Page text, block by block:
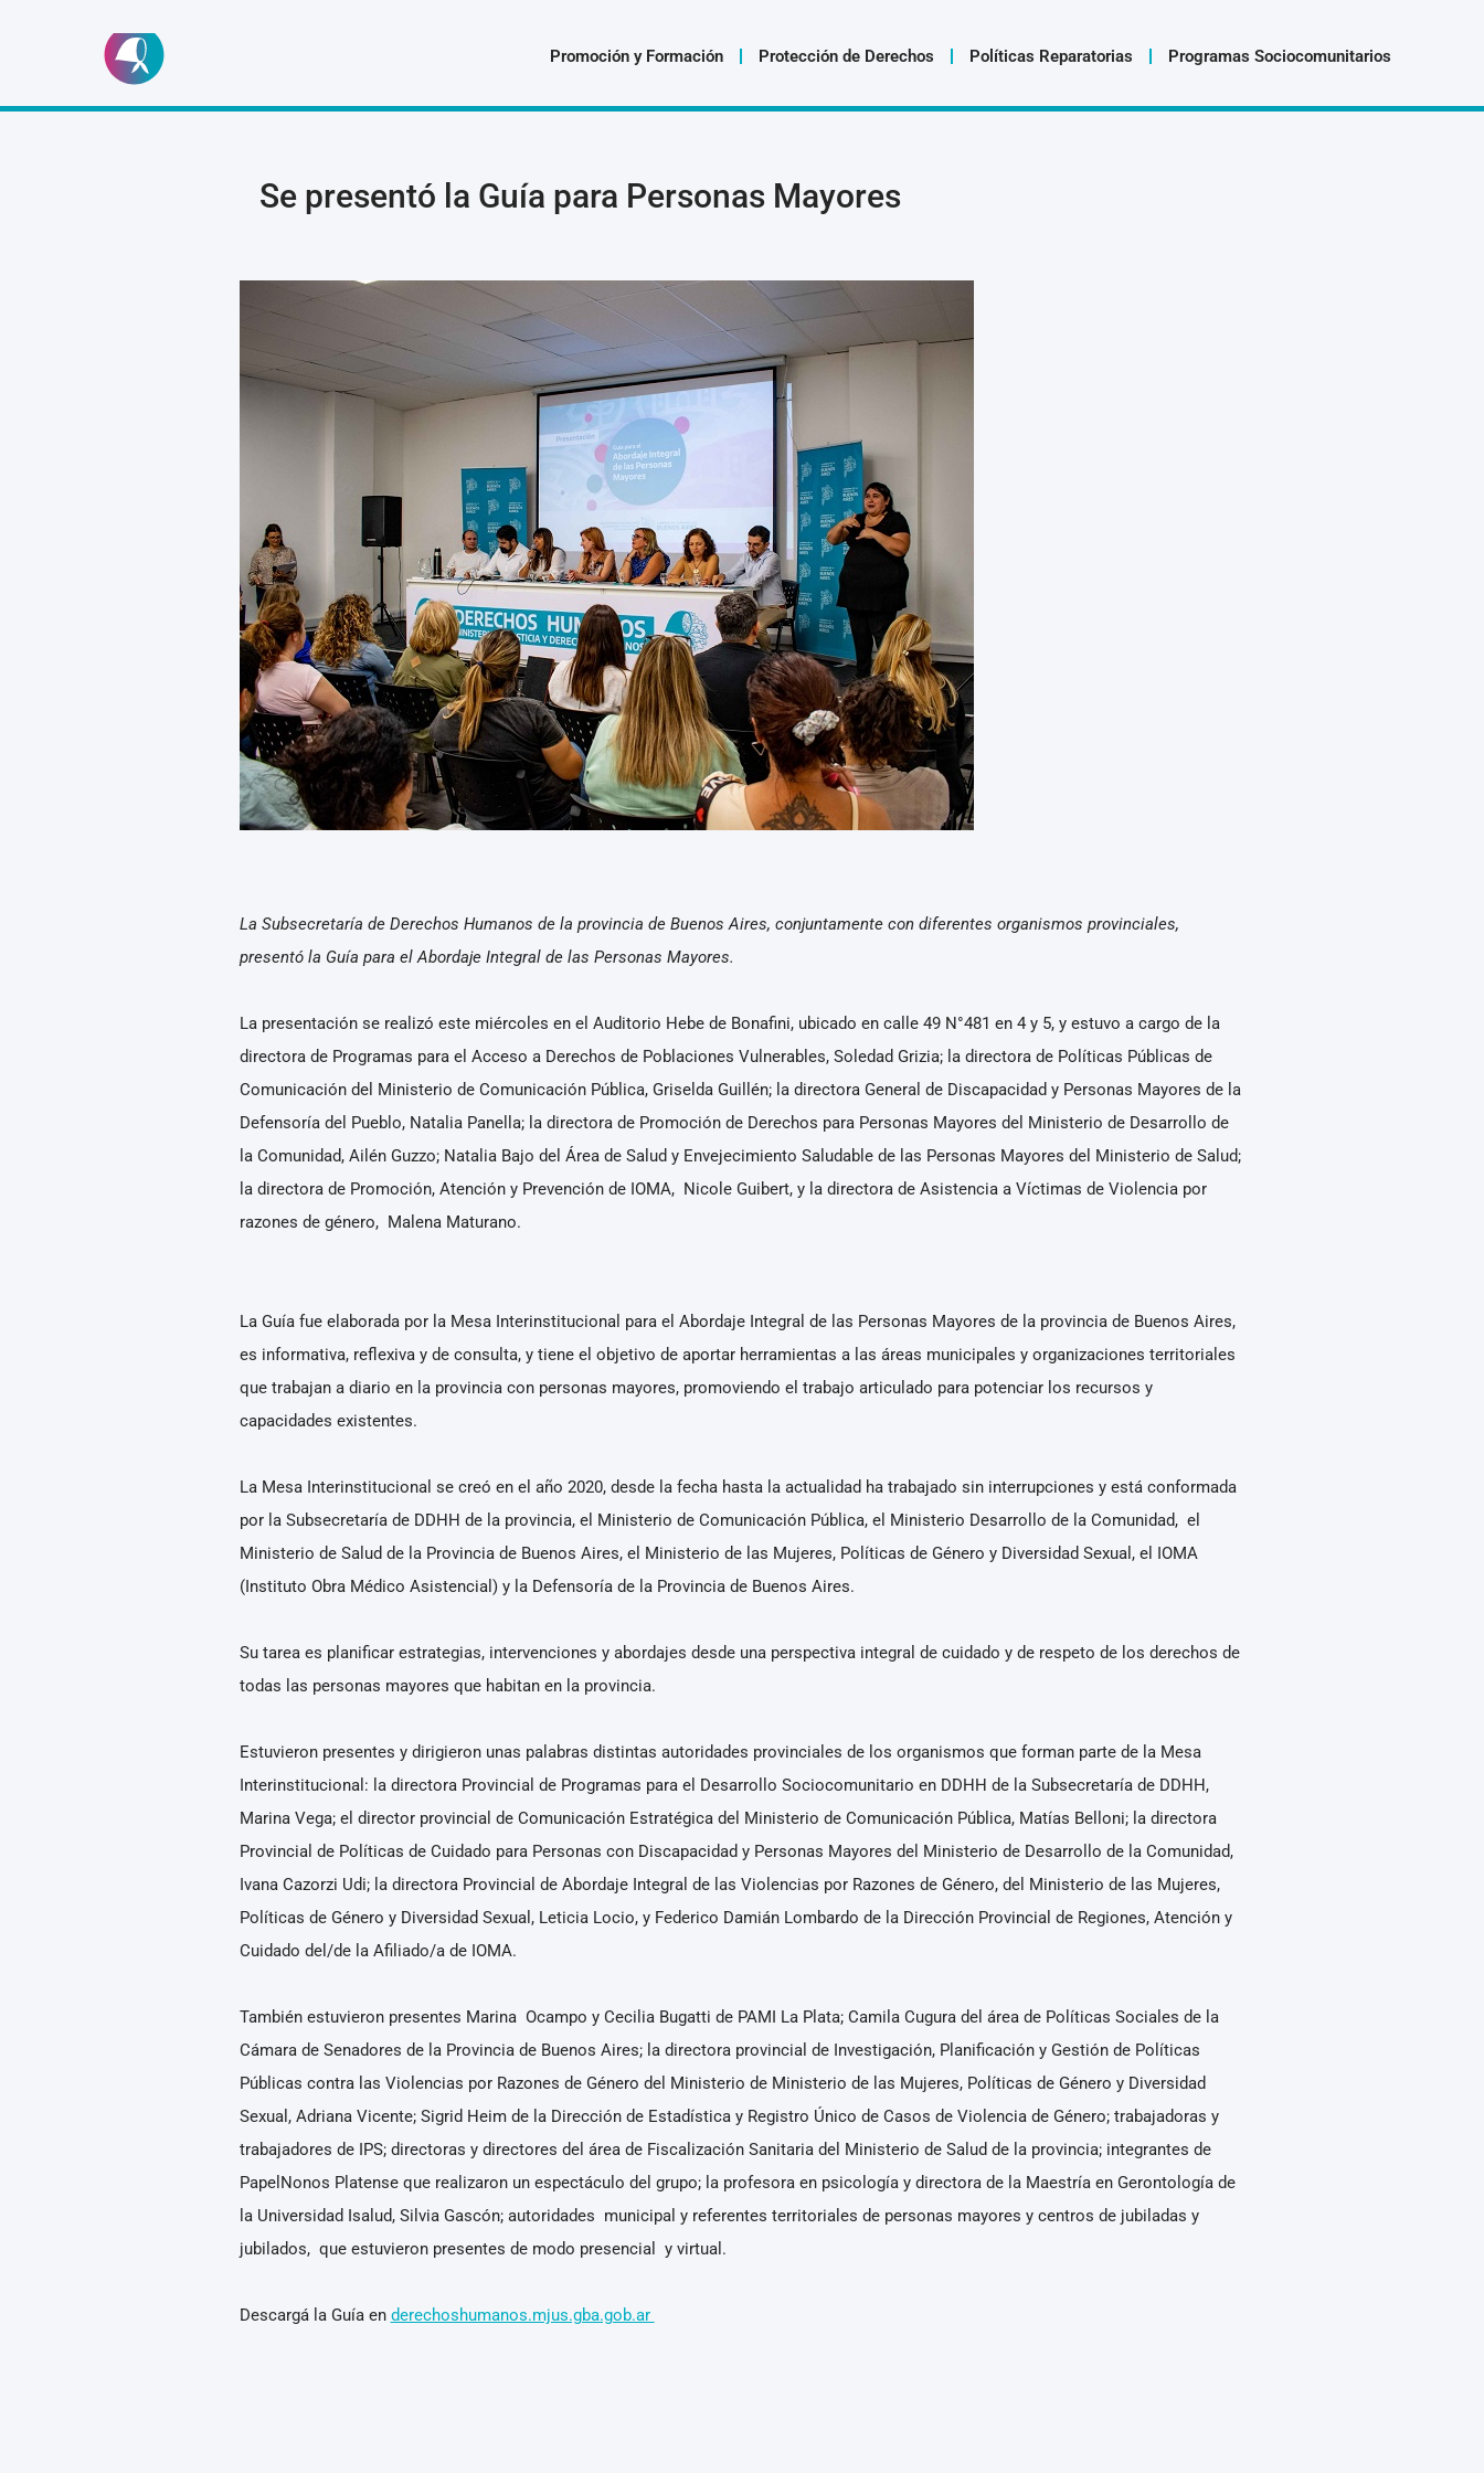
Promoción y Formación Protección de Derechos Políticas Reparatorias Programas Sociocomunitarios
Se presentó la Guía para Personas Mayores
La Subsecretaría de Derechos Humanos de la provincia de Buenos Aires, conjuntamente con diferentes organismos provinciales,
presentó la Guía para el Abordaje Integral de las Personas Mayores.
La presentación se realizó este miércoles en el Auditorio Hebe de Bonafini, ubicado en calle 49 N°481 en 4 y 5, y estuvo a cargo de la
directora de Programas para el Acceso a Derechos de Poblaciones Vulnerables, Soledad Grizia; la directora de Políticas Públicas de
Comunicación del Ministerio de Comunicación Pública, Griselda Guillén; la directora General de Discapacidad y Personas Mayores de la
Defensoría del Pueblo, Natalia Panella; la directora de Promoción de Derechos para Personas Mayores del Ministerio de Desarrollo de
la Comunidad, Ailén Guzzo; Natalia Bajo del Área de Salud y Envejecimiento Saludable de las Personas Mayores del Ministerio de Salud;
la directora de Promoción, Atención y Prevención de IOMA, Nicole Guibert, y la directora de Asistencia a Víctimas de Violencia por
razones de género, Malena Maturano.
La Guía fue elaborada por la Mesa Interinstitucional para el Abordaje Integral de las Personas Mayores de la provincia de Buenos Aires,
es informativa, reflexiva y de consulta, y tiene el objetivo de aportar herramientas a las áreas municipales y organizaciones territoriales
que trabajan a diario en la provincia con personas mayores, promoviendo el trabajo articulado para potenciar los recursos y
capacidades existentes.
La Mesa Interinstitucional se creó en el año 2020, desde la fecha hasta la actualidad ha trabajado sin interrupciones y está conformada
por la Subsecretaría de DDHH de la provincia, el Ministerio de Comunicación Pública, el Ministerio Desarrollo de la Comunidad, el
Ministerio de Salud de la Provincia de Buenos Aires, el Ministerio de las Mujeres, Políticas de Género y Diversidad Sexual, el IOMA
(Instituto Obra Médico Asistencial) y la Defensoría de la Provincia de Buenos Aires.
Su tarea es planificar estrategias, intervenciones y abordajes desde una perspectiva integral de cuidado y de respeto de los derechos de
todas las personas mayores que habitan en la provincia.
Estuvieron presentes y dirigieron unas palabras distintas autoridades provinciales de los organismos que forman parte de la Mesa
Interinstitucional: la directora Provincial de Programas para el Desarrollo Sociocomunitario en DDHH de la Subsecretaría de DDHH,
Marina Vega; el director provincial de Comunicación Estratégica del Ministerio de Comunicación Pública, Matías Belloni; la directora
Provincial de Políticas de Cuidado para Personas con Discapacidad y Personas Mayores del Ministerio de Desarrollo de la Comunidad,
Ivana Cazorzi Udi; la directora Provincial de Abordaje Integral de las Violencias por Razones de Género, del Ministerio de las Mujeres,
Políticas de Género y Diversidad Sexual, Leticia Locio, y Federico Damián Lombardo de la Dirección Provincial de Regiones, Atención y
Cuidado del/de la Afiliado/a de IOMA.
También estuvieron presentes Marina Ocampo y Cecilia Bugatti de PAMI La Plata; Camila Cugura del área de Políticas Sociales de la
Cámara de Senadores de la Provincia de Buenos Aires; la directora provincial de Investigación, Planificación y Gestión de Políticas
Públicas contra las Violencias por Razones de Género del Ministerio de Ministerio de las Mujeres, Políticas de Género y Diversidad
Sexual, Adriana Vicente; Sigrid Heim de la Dirección de Estadística y Registro Único de Casos de Violencia de Género; trabajadoras y
trabajadores de IPS; directoras y directores del área de Fiscalización Sanitaria del Ministerio de Salud de la provincia; integrantes de
PapelNonos Platense que realizaron un espectáculo del grupo; la profesora en psicología y directora de la Maestría en Gerontología de
la Universidad Isalud, Silvia Gascón; autoridades municipal y referentes territoriales de personas mayores y centros de jubiladas y
jubilados, que estuvieron presentes de modo presencial y virtual.
Descargá la Guía en derechoshumanos.mjus.gba.gob.ar